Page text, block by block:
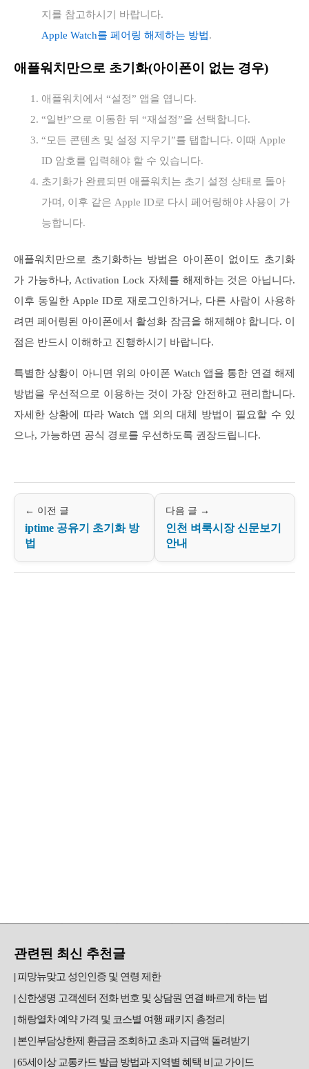
지를 참고하시기 바랍니다.
Apple Watch를 페어링 해제하는 방법.
애플워치만으로 초기화(아이폰이 없는 경우)
애플워치에서 “설정” 앱을 엽니다.
“일반”으로 이동한 뒤 “재설정”을 선택합니다.
“모든 콘텐츠 및 설정 지우기”를 탭합니다. 이때 Apple
ID 암호를 입력해야 할 수 있습니다.
초기화가 완료되면 애플워치는 초기 설정 상태로 돌아
가며, 이후 같은 Apple ID로 다시 페어링해야 사용이 가
능합니다.
애플워치만으로 초기화하는 방법은 아이폰이 없이도 초기화
가 가능하나, Activation Lock 자체를 해제하는 것은 아닙니다.
이후 동일한 Apple ID로 재로그인하거나, 다른 사람이 사용하
려면 페어링된 아이폰에서 활성화 잠금을 해제해야 합니다. 이
점은 반드시 이해하고 진행하시기 바랍니다.
특별한 상황이 아니면 위의 아이폰 Watch 앱을 통한 연결 해제
방법을 우선적으로 이용하는 것이 가장 안전하고 편리합니다.
자세한 상황에 따라 Watch 앱 외의 대체 방법이 필요할 수 있
으나, 가능하면 공식 경로를 우선하도록 권장드립니다.
← 이전 글
iptime 공유기 초기화 방
법
다음 글 →
인천 벼룩시장 신문보기
안내
관련된 최신 추천글
피망뉴맞고 성인인증 및 연령 제한
신한생명 고객센터 전화 번호 및 상담원 연결 빠르게 하는 법
해랑열차 예약 가격 및 코스별 여행 패키지 총정리
본인부담상한제 환급금 조회하고 초과 지급액 돌려받기
65세이상 교통카드 발급 방법과 지역별 혜택 비교 가이드